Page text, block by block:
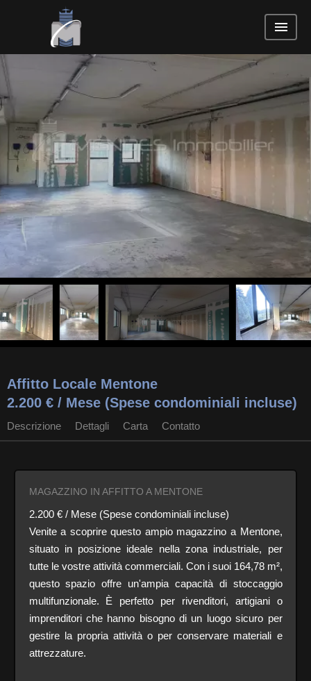
Affitto Locale Mentone
2.200 € / Mese (Spese condominiali incluse)
Descrizione Dettagli Carta Contatto
MAGAZZINO IN AFFITTO A MENTONE
2.200 € / Mese (Spese condominiali incluse)
Venite a scoprire questo ampio magazzino a Mentone,
situato in posizione ideale nella zona industriale, per
tutte le vostre attività commerciali. Con i suoi 164,78 m²,
questo spazio offre un'ampia capacità di stoccaggio
multifunzionale. È perfetto per rivenditori, artigiani o
imprenditori che hanno bisogno di un luogo sicuro per
gestire la propria attività o per conservare materiali e
attrezzature.